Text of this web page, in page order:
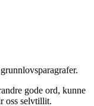
gode ord, kunne
oss selvtillit.